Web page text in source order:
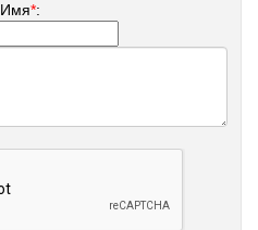
Имя*: